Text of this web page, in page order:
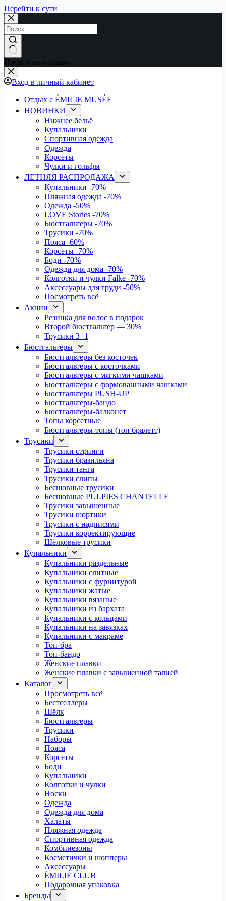
Перейти к сути
Ничего не найдено
Вход в личный кабинет
Отдых с ÉMILIE MUSÉE
НОВИНКИ
Нижнее бельё
Купальники
Спортивная одежда
Одежда
Корсеты
Чулки и гольфы
ЛЕТНЯЯ РАСПРОДАЖА
Купальники -70%
Пляжная одежда -70%
Одежда -50%
LOVE Stories -70%
Бюстгальтеры -70%
Трусики -70%
Пояса -60%
Корсеты -70%
Боди -70%
Одежда для дома -70%
Колготки и чулки Falke -70%
Аксессуары для груди -50%
Посмотреть всё
Акции
Резинка для волос в подарок
Второй бюстгальтер — 30%
Трусики 3+1
Бюстгальтеры
Бюстгальтеры без косточек
Бюстгальтеры с косточками
Бюстгальтеры с мягкими чашками
Бюстгальтеры с формованными чашками
Бюстгальтеры PUSH-UP
Бюстгальтеры-бандо
Бюстгальтеры-балконет
Топы корсетные
Бюстгальтеры-топы (топ бралетт)
Трусики
Трусики стринги
Трусики бразильяна
Трусики танга
Трусики слипы
Бесшовные трусики
Бесшовные PULPIES CHANTELLE
Трусики завышенные
Трусики шортики
Трусики с надписями
Трусики корректирующие
Шёлковые трусики
Купальники
Купальники раздельные
Купальники слитные
Купальники с фурнитурой
Купальники жатые
Купальники вязаные
Купальники из бархата
Купальники с кольцами
Купальники на завязках
Купальники с макраме
Топ-бра
Топ-бандо
Женские плавки
Женские плавки с завышенной талией
Каталог
Просмотреть всё
Бестселлеры
Шёлк
Бюстгальтеры
Трусики
Наборы
Пояса
Корсеты
Боди
Купальники
Колготки и чулки
Носки
Одежда
Одежда для дома
Халаты
Пляжная одежда
Спортивная одежда
Комбинезоны
Косметички и шопперы
Аксессуары
ÉMILIE CLUB
Подарочная упаковка
Бренды